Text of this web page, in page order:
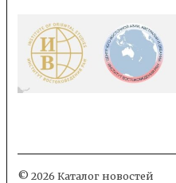
© 2026 Каталог новостей